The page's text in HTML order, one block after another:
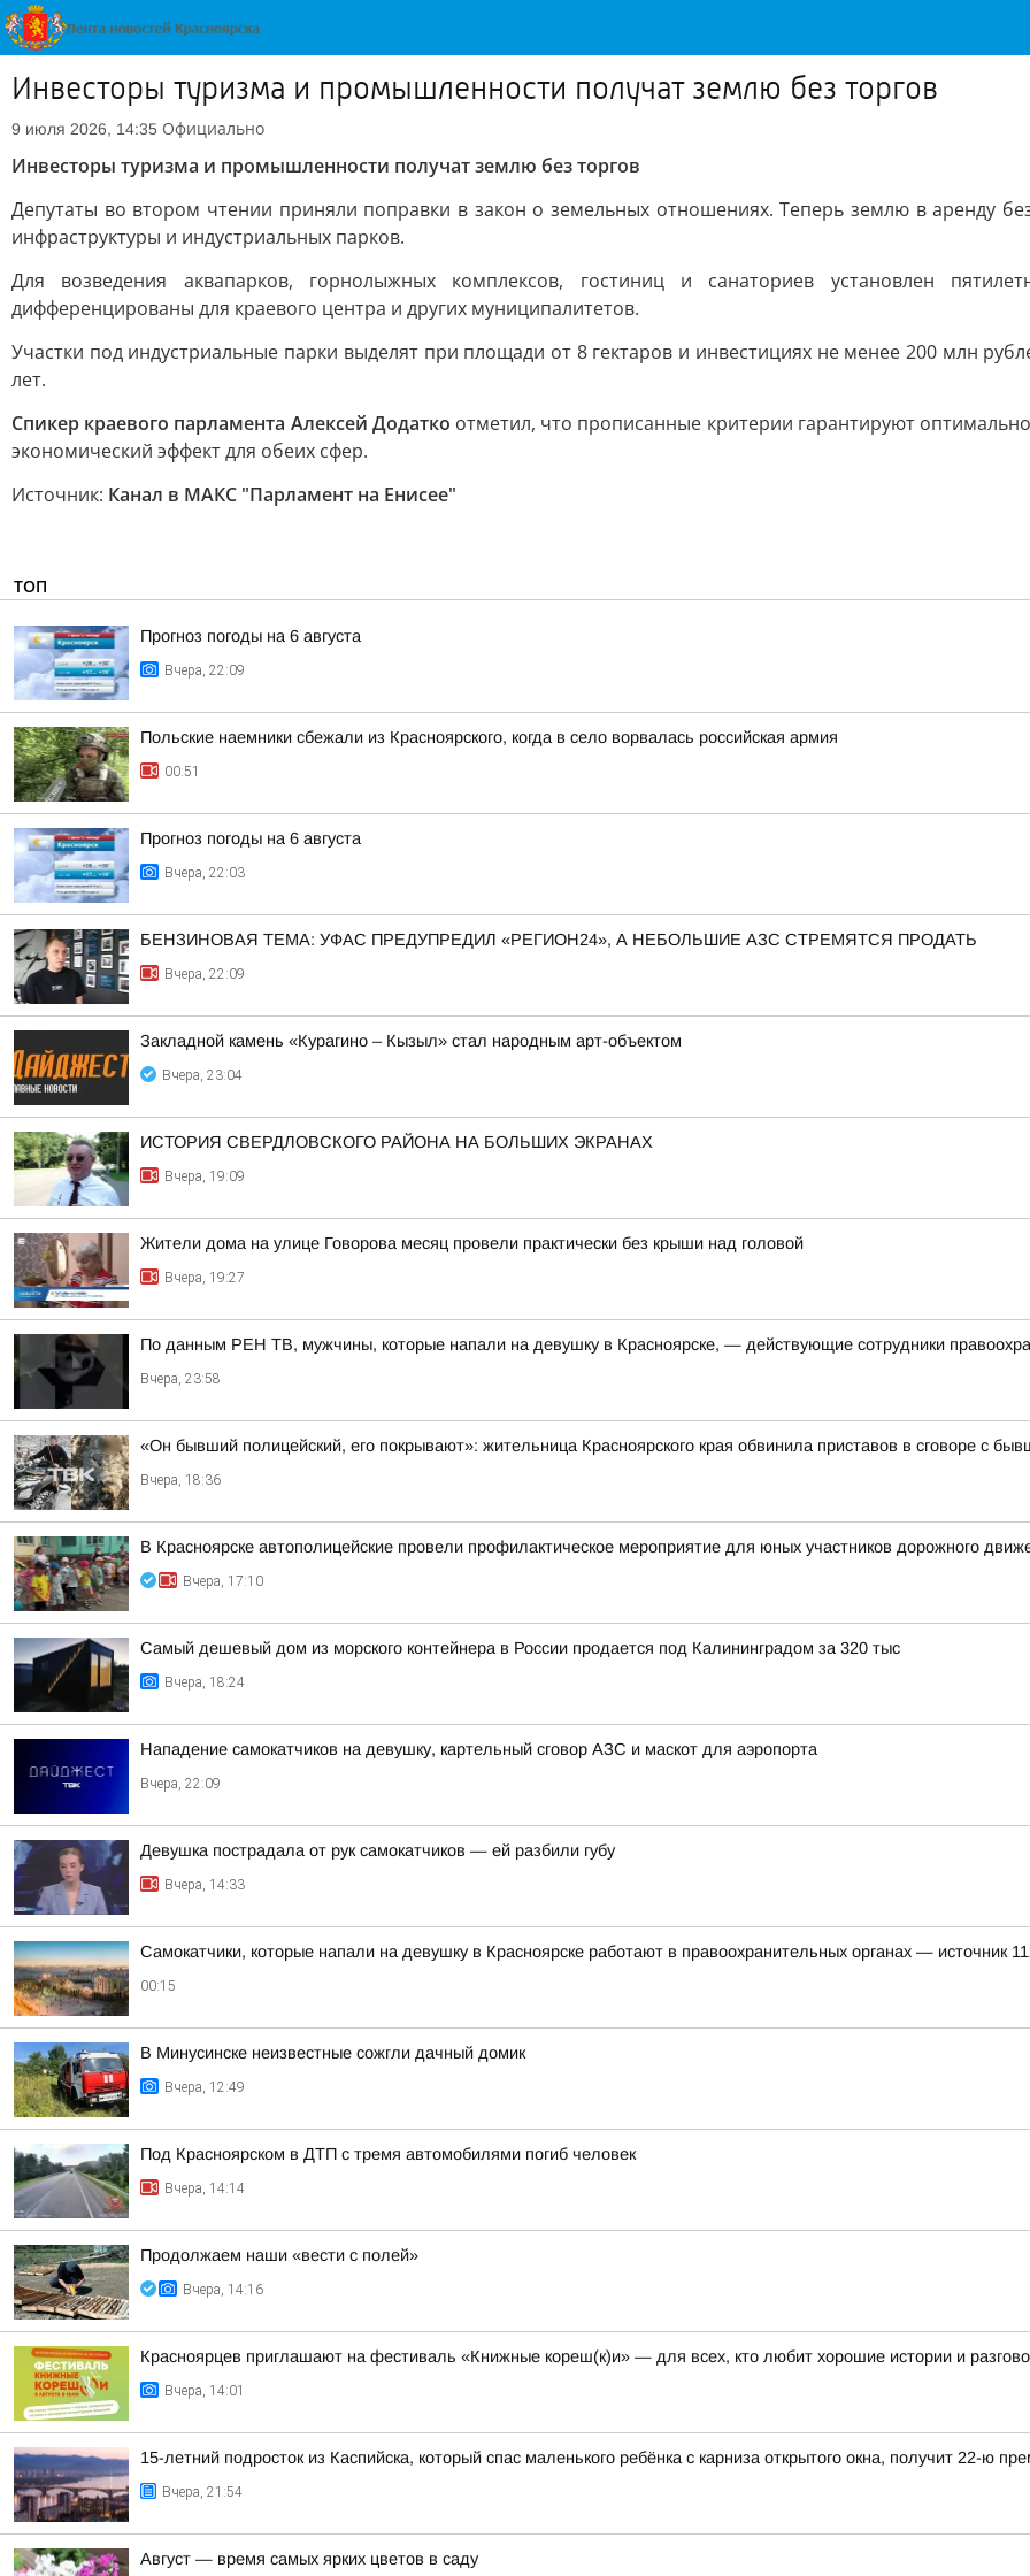
Инвесторы туризма и промышленности получат землю без торгов
9 июля 2026, 14:35 Официально
Инвесторы туризма и промышленности получат землю без торгов
Депутаты во втором чтении приняли поправки в закон о земельных отношениях. Теперь землю в аренду
инфраструктуры и индустриальных парков.
Для возведения аквапарков, горнолыжных комплексов, гостиниц и санаториев установлен
дифференцированы для краевого центра и других муниципалитетов.
Участки под индустриальные парки выделят при площади от 8 гектаров и инвестициях не менее 200 млн
лет.
Спикер краевого парламента Алексей Додатко отметил, что прописанные критерии гарантируют
экономический эффект для обеих сфер.
Источник: Канал в МАКС "Парламент на Енисее"
ТОП
Прогноз погоды на 6 августа
Вчера, 22:09
Польские наемники сбежали из Красноярского, когда в село ворвалась российская армия
00:51
Прогноз погоды на 6 августа
Вчера, 22:03
БЕНЗИНОВАЯ ТЕМА: УФАС ПРЕДУПРЕДИЛ «РЕГИОН24», А НЕБОЛЬШИЕ АЗС СТРЕМЯТСЯ ПРОДАТЬ
Вчера, 22:09
Закладной камень «Курагино – Кызыл» стал народным арт-объектом
Вчера, 23:04
ИСТОРИЯ СВЕРДЛОВСКОГО РАЙОНА НА БОЛЬШИХ ЭКРАНАХ
Вчера, 19:09
Жители дома на улице Говорова месяц провели практически без крыши над головой
Вчера, 19:27
По данным РЕН ТВ, мужчины, которые напали на девушку в Красноярске, — действующие сотрудники
Вчера, 23:58
«Он бывший полицейский, его покрывают»: жительница Красноярского края обвинила приставов в сговоре с
Вчера, 18:36
В Красноярске автополицейские провели профилактическое мероприятие для юных участников дорожного
Вчера, 17:10
Самый дешевый дом из морского контейнера в России продается под Калининградом за 320 тыс
Вчера, 18:24
Нападение самокатчиков на девушку, картельный сговор АЗС и маскот для аэропорта
Вчера, 22:09
Девушка пострадала от рук самокатчиков — ей разбили губу
Вчера, 14:33
Самокатчики, которые напали на девушку в Красноярске работают в правоохранительных органах — источник
00:15
В Минусинске неизвестные сожгли дачный домик
Вчера, 12:49
Под Красноярском в ДТП с тремя автомобилями погиб человек
Вчера, 14:14
Продолжаем наши «вести с полей»
Вчера, 14:16
Красноярцев приглашают на фестиваль «Книжные кореш(к)и» — для всех, кто любит хорошие истории и
Вчера, 14:01
15-летний подросток из Каспийска, который спас маленького ребёнка с карниза открытого окна, получит 22-ю
Вчера, 21:54
Август — время самых ярких цветов в саду